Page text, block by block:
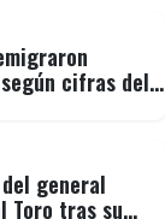
cifras del
general
Toro tras su